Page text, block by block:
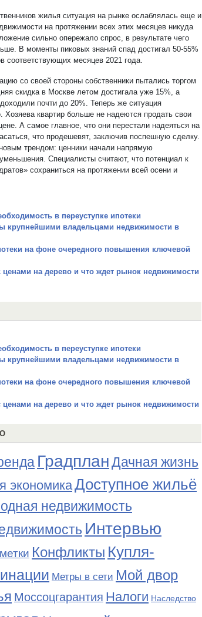
жилья ситуация на рынке ослаблялась еще и
на протяжении всех этих месяцев никуда
сильно опережало спрос, в результате чего
В моменты пиковых знаний спад достигал 50-55%
соответствующих месяцев 2021 года.
со своей стороны собственники пытались торгом
скидка в Москве летом достигала уже 15%, а
почти до 20%. Теперь же ситуация
Хозяева квартир больше не надеются продать свои
А самое главное, что они перестали надеяться на
что продешевят, заключив поспешную сделку.
трендом: ценники начали напрямую
Специалисты считают, что потенциал к
сохраниться на протяжении всей осени и
в переуступке ипотеки
крупнейшими владельцами недвижимости в
на фоне очередного повышения ключевой
ценами на дерево и что ждет рынок недвижимости
в переуступке ипотеки
крупнейшими владельцами недвижимости в
на фоне очередного повышения ключевой
ценами на дерево и что ждет рынок недвижимости
ГрадпланДачная жизнь
экономикаДоступное жильё
недвижимость
Интервью
Конфликты Купля-
Метры в сети Мой двор
Моссоцгарантия Налоги Наследство